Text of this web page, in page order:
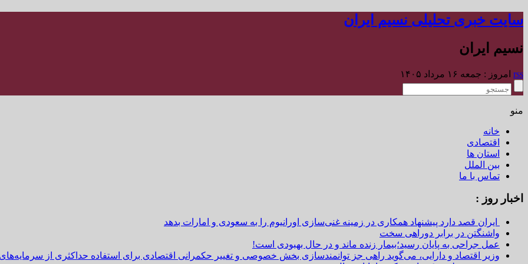
سایت خبری تحلیلی نسیم ایران
نسیم ایران
rss امروز : جمعه ۱۶ مرداد ۱۴۰۵
منو
خانه
اقتصادی
استان ها
بین الملل
تماس با ما
اخبار روز :
ایران قصد دارد پیشنهاد همکاری در زمینه غنی‌سازی اورانیوم را به سعودی و امارات بدهد
واشنگتن در برابر دوراهی سخت
عمل جراحی به پایان رسید؛بیمار زنده ماند و در حال بهبودی است!
وزیر اقتصاد و دارایی، می‌گوید راهی جز توانمندسازی بخش خصوصی و تغییر حکمرانی اقتصادی برای استفاده حداکثری از